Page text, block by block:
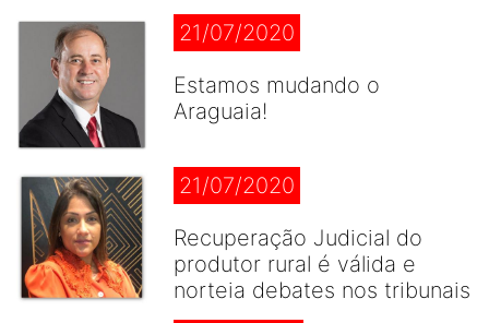
21/07/2020
Estamos mudando o
Araguaia!
21/07/2020
Recuperação Judicial do
produtor rural é válida e
norteia debates nos tribunais